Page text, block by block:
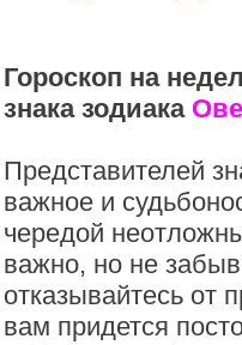
Гороскоп на
знака зодиака
Представителей
важное и
чередой
важно, но не
отказывайтесь от
вам придется